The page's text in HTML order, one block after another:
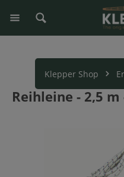
springen
Klepper Shop
Reihleine - 2,5